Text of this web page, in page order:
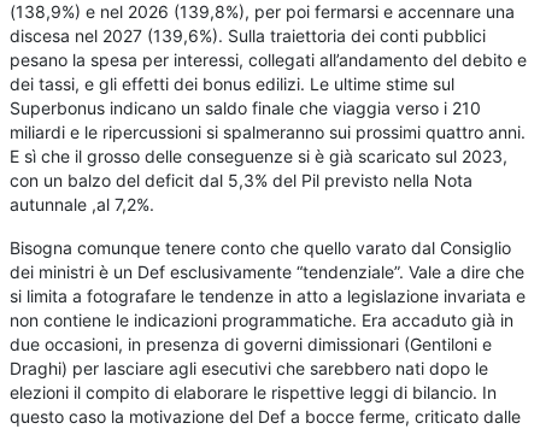
(138,9%) e nel 2026 (139,8%), per poi fermarsi e accennare una
discesa nel 2027 (139,6%). Sulla traiettoria dei conti pubblici
pesano la spesa per interessi, collegati all’andamento del debito e
dei tassi, e gli effetti dei bonus edilizi. Le ultime stime sul
Superbonus indicano un saldo finale che viaggia verso i 210
miliardi e le ripercussioni si spalmeranno sui prossimi quattro anni.
E sì che il grosso delle conseguenze si è già scaricato sul 2023,
con un balzo del deficit dal 5,3% del Pil previsto nella Nota
autunnale ,al 7,2%.
Bisogna comunque tenere conto che quello varato dal Consiglio
dei ministri è un Def esclusivamente “tendenziale”. Vale a dire che
si limita a fotografare le tendenze in atto a legislazione invariata e
non contiene le indicazioni programmatiche. Era accaduto già in
due occasioni, in presenza di governi dimissionari (Gentiloni e
Draghi) per lasciare agli esecutivi che sarebbero nati dopo le
elezioni il compito di elaborare le rispettive leggi di bilancio. In
questo caso la motivazione del Def a bocce ferme, criticato dalle